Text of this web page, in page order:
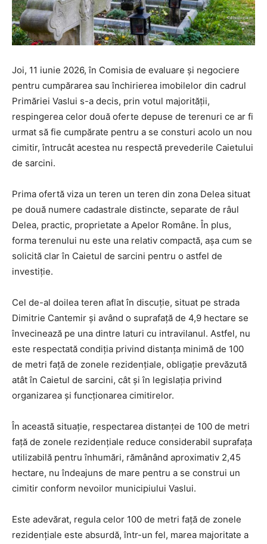
Joi, 11 iunie 2026, în Comisia de evaluare și negociere
pentru cumpărarea sau închirierea imobilelor din cadrul
Primăriei Vaslui s-a decis, prin votul majorității,
respingerea celor două oferte depuse de terenuri ce ar fi
urmat să fie cumpărate pentru a se consturi acolo un nou
cimitir, întrucât acestea nu respectă prevederile Caietului
de sarcini.
Prima ofertă viza un teren un teren din zona Delea situat
pe două numere cadastrale distincte, separate de râul
Delea, practic, proprietate a Apelor Române. În plus,
forma terenului nu este una relativ compactă, așa cum se
solicită clar în Caietul de sarcini pentru o astfel de
investiție.
Cel de-al doilea teren aflat în discuție, situat pe strada
Dimitrie Cantemir și având o suprafață de 4,9 hectare se
învecinează pe una dintre laturi cu intravilanul. Astfel, nu
este respectată condiția privind distanța minimă de 100
de metri față de zonele rezidențiale, obligație prevăzută
atât în Caietul de sarcini, cât și în legislația privind
organizarea și funcționarea cimitirelor.
În această situație, respectarea distanței de 100 de metri
față de zonele rezidențiale reduce considerabil suprafața
utilizabilă pentru înhumări, rămânând aproximativ 2,45
hectare, nu îndeajuns de mare pentru a se construi un
cimitir conform nevoilor municipiului Vaslui.
Este adevărat, regula celor 100 de metri față de zonele
rezidențiale este absurdă, într-un fel, marea majoritate a